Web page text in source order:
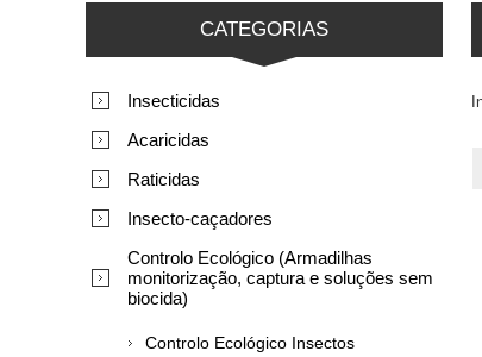
CATEGORIAS
Insecticidas
Acaricidas
Raticidas
Insecto-caçadores
Controlo Ecológico (Armadilhas
monitorização, captura e soluções sem
biocida)
Controlo Ecológico Insectos